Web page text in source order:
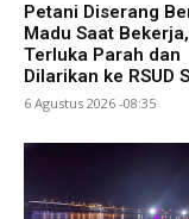
Petani Diserang
Madu Saat Bekerja,
Terluka Parah dan
Dilarikan ke RSUD
6 Agustus 2026 -08:35